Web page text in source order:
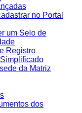
no Portal
um Selo de
Registro
da Matriz
dos